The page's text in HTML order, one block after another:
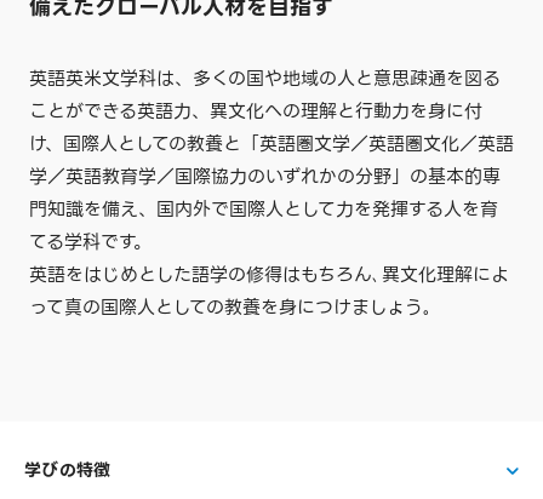
備えたグローバル人材を目指す
英語英米文学科は、多くの国や地域の人と意思疎通を図る
ことができる英語力、異文化への理解と行動力を身に付
け、国際人としての教養と「英語圏文学／英語圏文化／英語
学／英語教育学／国際協力のいずれかの分野」の基本的専
門知識を備え、国内外で国際人として力を発揮する人を育
てる学科です。
英語をはじめとした語学の修得はもちろん､異文化理解によ
って真の国際人としての教養を身につけましょう｡
学びの特徴